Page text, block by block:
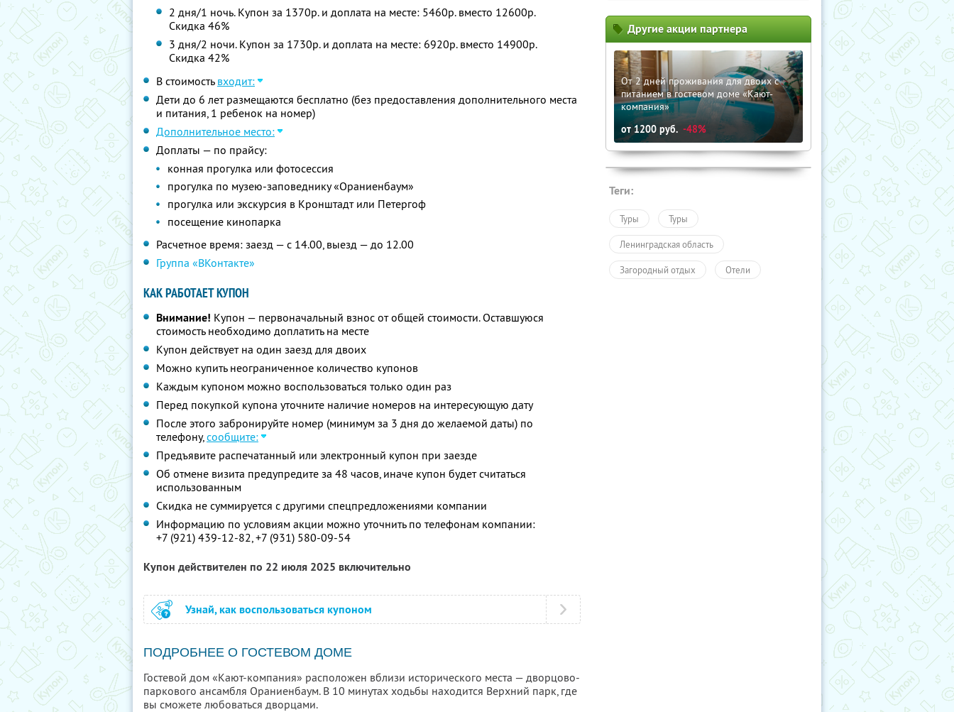
2 дня/1 ночь. Купон за 1370р. и доплата на месте: 5460р. вместо 12600р.
Скидка 46%
3 дня/2 ночи. Купон за 1730р. и доплата на месте: 6920р. вместо 14900р.
Скидка 42%
В стоимость входит:
Дети до 6 лет размещаются бесплатно (без предоставления дополнительного места
и питания, 1 ребенок на номер)
Дополнительное место:
Доплаты — по прайсу:
конная прогулка или фотосессия
прогулка по музею-заповеднику «Ораниенбаум»
прогулка или экскурсия в Кронштадт или Петергоф
посещение кинопарка
Расчетное время: заезд — с 14.00, выезд — до 12.00
Группа «ВКонтакте»
КАК РАБОТАЕТ КУПОН
Внимание! Купон — первоначальный взнос от общей стоимости. Оставшуюся
стоимость необходимо доплатить на месте
Купон действует на один заезд для двоих
Можно купить неограниченное количество купонов
Каждым купоном можно воспользоваться только один раз
Перед покупкой купона уточните наличие номеров на интересующую дату
После этого забронируйте номер (минимум за 3 дня до желаемой даты) по
телефону,сообщите:
Предъявите распечатанный или электронный купон при заезде
Об отмене визита предупредите за 48 часов, иначе купон будет считаться
использованным
Скидка не суммируется с другими спецпредложениями компании
Информацию по условиям акции можно уточнить по телефонам компании:
+7 (921) 439-12-82, +7 (931) 580-09-54
Купон действителен по 22 июля 2025 включительно
Узнай, как воспользоваться купоном
ПОДРОБНЕЕ О ГОСТЕВОМ ДОМЕ
Гостевой дом «Кают-компания» расположен вблизи исторического места — дворцово-
паркового ансамбля Ораниенбаум. В 10 минутах ходьбы находится Верхний парк, где
вы сможете любоваться дворцами.
Другие акции партнера
От 2 дней проживания для двоих с
питанием в гостевом доме «Кают-
компания»
от1200 руб. -48%
Теги:
Туры Туры
Ленинградская область
Загородный отдых Отели